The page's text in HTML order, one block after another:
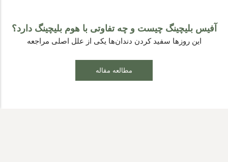
آفیس بلیچینگ چیست و چه تفاوتی با هوم بلیچینگ دارد؟
این روزها سفید کردن دندان‌ها یکی از علل اصلی مراجعه
مطالعه مقاله